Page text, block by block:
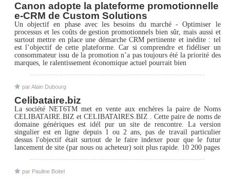
Canon adopte la plateforme promotionnelle
e-CRM de Custom Solutions
Un objectif en phase avec les besoins du marché - Optimiser le
processus et les coûts de gestion promotionnels bien sûr, mais aussi et
surtout mettre en place une démarche CRM pertinente et inédite : tel
est l’objectif de cette plateforme. Car si comprendre et fidéliser un
consommateur issu de la promotion n’a pas toujours été la priorité des
marques, le ralentissement économique actuel pourrait bien
par Alain Dubourg
Celibataire.biz
La société NET6TM met en vente aux enchères la paire de Noms
CELIBATAIRE.BIZ et CELIBATAIRES.BIZ . Cette paire de noms de
domaine génériques est idél pur un site de rencontre. La version
singulier est en ligne depuis 1 ou 2 ans, pas de travail particulier
dessus l'objectif était surtout de le faire indexer pour que le futur
lancement de site (par nous ou acheteur) soit plus rapide. 10 200 pages
par Pauline Boitel